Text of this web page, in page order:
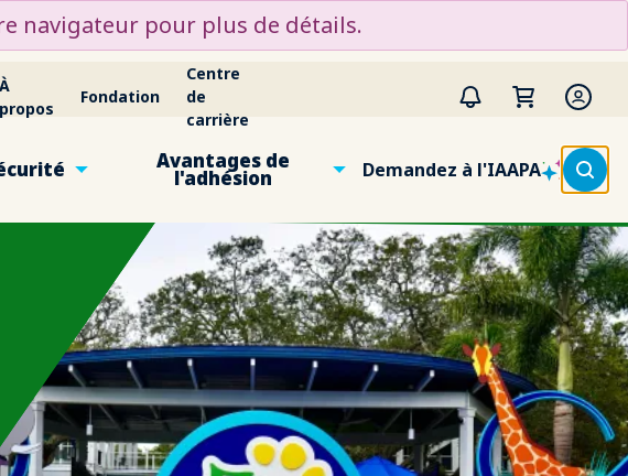
navigateur pour plus de détails.
À
propos
Fondation
Centre
de
carrière
Avantages de
l'adhésion Demandez à l'IAAPA